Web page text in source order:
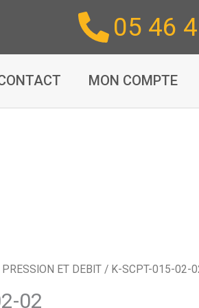
05 46
MON COMPTE
PRESSION ET DEBIT / K-SCPT-015-02-
02